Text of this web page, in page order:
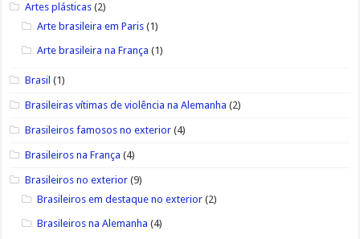
Artes plásticas (2)
Arte brasileira em Paris (1)
Arte brasileira na França (1)
Brasil (1)
Brasileiras vítimas de violência na Alemanha (2)
Brasileiros famosos no exterior (4)
Brasileiros na França (4)
Brasileiros no exterior (9)
Brasileiros em destaque no exterior (2)
Brasileiros na Alemanha (4)